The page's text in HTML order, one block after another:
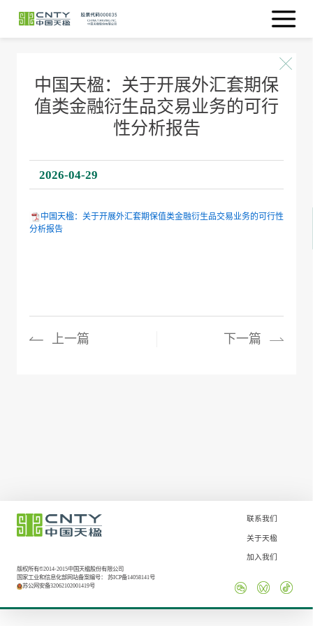
中国天楹：关于开展外汇套期保
值类金融衍生品交易业务的可行
性分析报告
2026-04-29
中国天楹：关于开展外汇套期保值类金融衍生品交易业务的可行性
分析报告
上一篇 下一篇
版权所有©2014-2015中国天楹股份有限公司
国家工业和信息化部网站备案编号： 苏ICP备14058141号
苏公网安备32062102001419号
联系我们
关于天楹
加入我们